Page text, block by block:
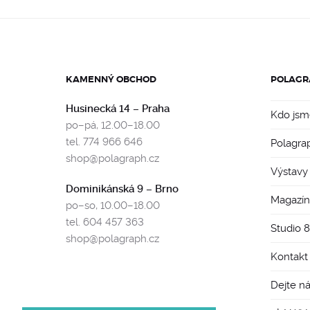
KAMENNÝ OBCHOD
Husinecká 14 – Praha
po–pá, 12.00–18.00
tel. 774 966 646
shop@polagraph.cz
Dominikánská 9 – Brno
po–so, 10.00–18.00
tel. 604 457 363
shop@polagraph.cz
Kdo
Výstavy
Magazín
Studio
Dejte